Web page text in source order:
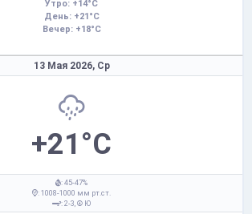
Утро: +14°C
День: +21°C
Вечер: +18°C
13 Мая 2026, Ср
+21°C
: 45-47%
: 1008-1000 мм рт.ст.
: 2-3,
Ю